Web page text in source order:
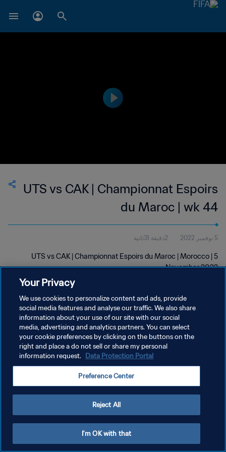
UTS vs CAK | Championnat Espoirs
du Maroc | wk 44
5 نوفمبر 2022 2دقيقة 31ثانية
UTS vs CAK | Championnat Espoirs du Maroc | Morocco | 5
November 2022
سياسة الخصوصية
إدارة تفضيلات ملفات تعريف الارتباط
Your Privacy
We use cookies to personalize content and ads, provide
social media features and analyse our traffic. We also share
information about your use of our site with our social
media, advertising and analytics partners. You can select
your cookie preferences by clicking on the buttons on the
right and place a do not sell or share my personal
information request. Data Protection Portal
Preference Center
Reject All
I'm OK with that